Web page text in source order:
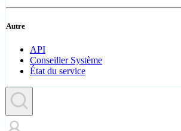
Autre
API
Conseiller Système
État du service